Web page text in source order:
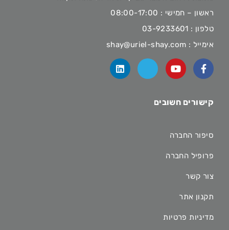
ראשון – חמישי : 08:00-17:00
טלפון : 03-9233601
אימייל : shay@uriel-shay.com
קישורים חשובים
סיפור החברה
פרופיל החברה
צור קשר
תקנון אתר
מדיניות פרטיות